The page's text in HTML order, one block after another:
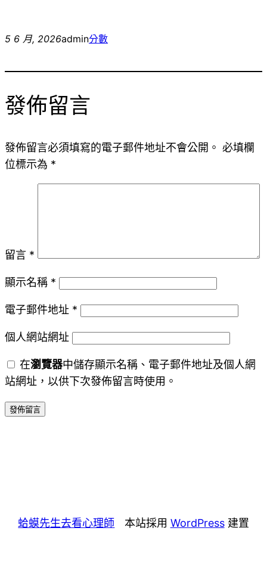
5 6 月, 2026admin分數
發佈留言
發佈留言必須填寫的電子郵件地址不會公開。 必填欄
位標示為 *
留言 *
顯示名稱 *
電子郵件地址 *
個人網站網址
在瀏覽器中儲存顯示名稱、電子郵件地址及個人網
站網址，以供下次發佈留言時使用。
蛤蟆先生去看心理師 本站採用 WordPress建置